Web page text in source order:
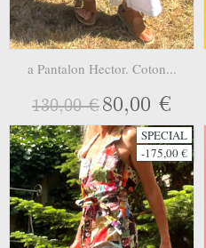
a Pantalon Hector. Coton...
130,00 €80,00 €
SPECIAL
-175,00 €